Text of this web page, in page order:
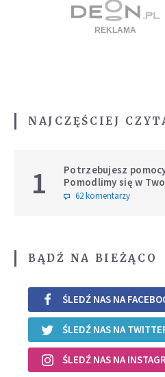
NAJCZĘŚCIEJ
1
Potrzebujesz
Pomodlimy się w
intencji
62 komentarzy
BĄDŹ NA BIEŻĄCO
ŚLEDŹ NAS NA
ŚLEDŹ NAS NA
ŚLEDŹ NAS NA